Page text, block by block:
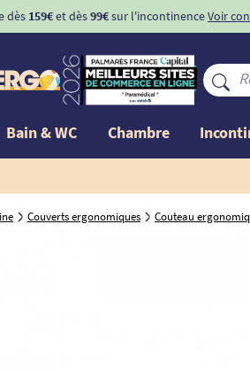
dès 159€et dès99€sur l'incontinenceVoir
Bain & WC Chambre
Couverts ergonomiques Couteau